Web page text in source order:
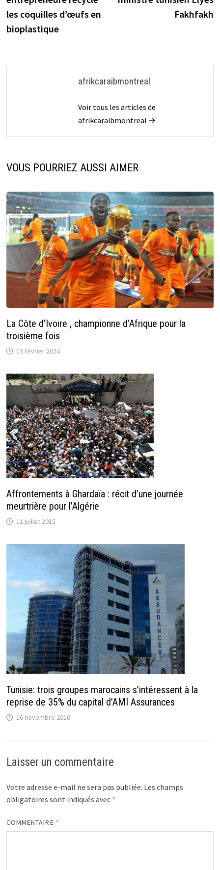
l’article
les coquilles d’œufs en
bioplastique
Fakhfakh
afrikcaraibmontreal
Voir tous les articles de
afrikcaraibmontreal →
VOUS POURRIEZ AUSSI AIMER
La Côte d’Ivoire , championne d’Afrique pour la
troisième fois
13 février 2024
Affrontements à Ghardaïa : récit d’une journée
meurtrière pour l’Algérie
11 juillet 2015
Tunisie: trois groupes marocains s’intéressent à la
reprise de 35% du capital d’AMI Assurances
16 novembre 2016
Laisser un commentaire
Votre adresse e-mail ne sera pas publiée. Les champs
obligatoires sont indiqués avec *
COMMENTAIRE *